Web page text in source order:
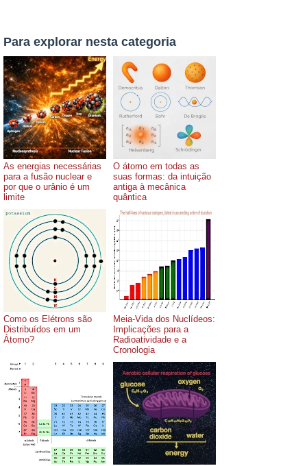
Para explorar nesta categoria
As energias necessárias
para a fusão nuclear e
por que o urânio é um
limite
O átomo em todas as
suas formas: da intuição
antiga à mecânica
quântica
Como os Elétrons são
Distribuídos em um
Átomo?
Meia-Vida dos Nuclídeos:
Implicações para a
Radioatividade e a
Cronologia